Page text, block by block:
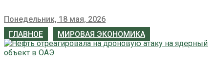
Понедельник, 18 мая, 2026
ГЛАВНОЕ
МИРОВАЯ ЭКОНОМИКА